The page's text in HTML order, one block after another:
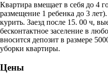
Квартира вмещает в себя до 4
размещение 1 ребенка до 3
курить. Заезд после 15. 00 ч,
бесконтактное заселение в
вносится депозит в размере
уборки квартиры.
Цены